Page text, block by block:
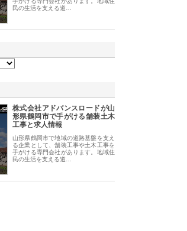
民の生活を支える道…
株式会社アドバンスロードが山
形県鶴岡市で手がける舗装土木
工事と求人情報
山形県鶴岡市で地域の道路基盤を支え
る企業として、舗装工事や土木工事を
手がける専門会社があります。地域住
民の生活を支える道…